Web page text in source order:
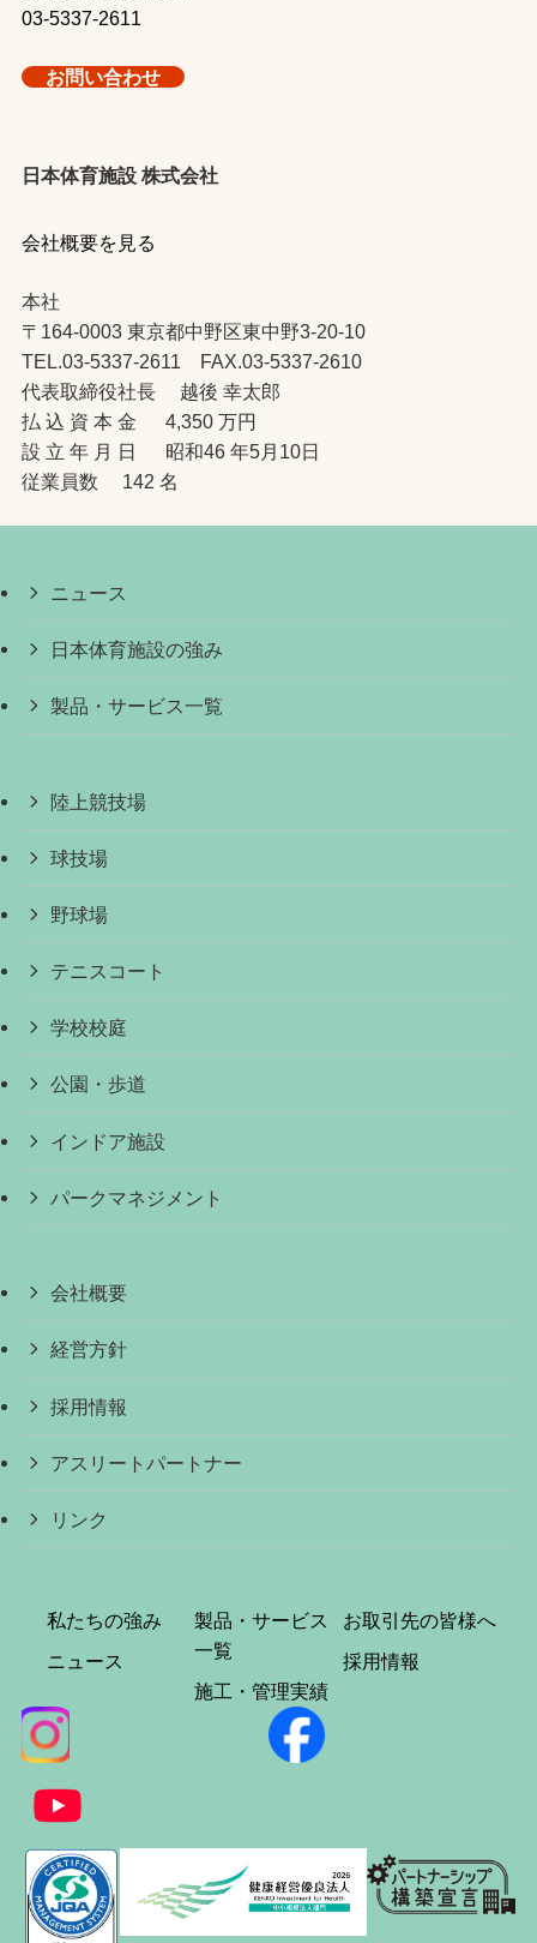
03-5337-2611
お問い合わせ
日本体育施設 株式会社
会社概要を見る
本社
〒164-0003 東京都中野区東中野3-20-10
TEL.03-5337-2611 FAX.03-5337-2610
代表取締役社長 越後 幸太郎
払 込 資 本 金 4,350 万円
設 立 年 月 日 昭和46 年5月10日
従業員数 142 名
ニュース
日本体育施設の強み
製品・サービス一覧
陸上競技場
球技場
野球場
テニスコート
学校校庭
公園・歩道
インドア施設
パークマネジメント
会社概要
経営方針
採用情報
アスリートパートナー
リンク
私たちの強み
ニュース
製品・サービス
一覧
施工・管理実績
お取引先の皆様へ
採用情報